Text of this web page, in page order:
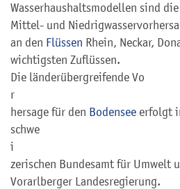
Wasserhaushaltsmodellen sind
Mittel- und
an den Flüssen Rhein, Neckar,
wichtigsten Zuflüssen.
Die länderübergreifende Vo
r
hersage für den Bodensee erfolgt
schwe
i
zerischen Bundesamt für Umwelt
Vorarlberger Landesregierung.